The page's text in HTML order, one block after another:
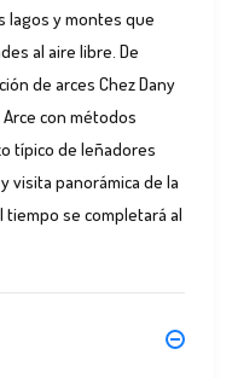
lagos y montes que
al aire libre. De
de arces Chez Dany
con métodos
típico de leñadores
visita panorámica de la
se completará al